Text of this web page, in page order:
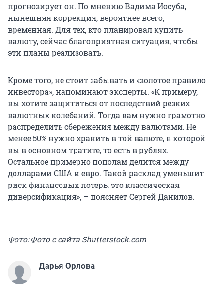
прогнозирует он. По мнению Вадима Иосуба,
нынешняя коррекция, вероятнее всего,
временная. Для тех, кто планировал купить
валюту, сейчас благоприятная ситуация, чтобы
эти планы реализовать.
Кроме того, не стоит забывать и «золотое правило
инвестора», напоминают эксперты. «К примеру,
вы хотите защититься от последствий резких
валютных колебаний. Тогда вам нужно грамотно
распределить сбережения между валютами. Не
менее 50% нужно хранить в той валюте, в которой
вы в основном тратите, то есть в рублях.
Остальное примерно пополам делится между
долларами США и евро. Такой расклад уменьшит
риск финансовых потерь, это классическая
диверсификация», – поясняет Сергей Данилов.
Фото: Фото с сайта Shutterstock.com
Дарья Орлова